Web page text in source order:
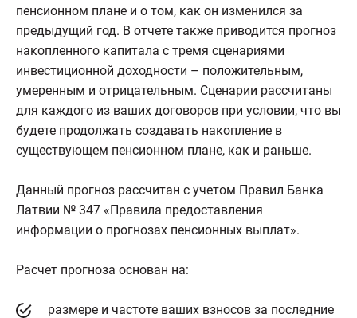
пенсионном плане и о том, как он изменился за
предыдущий год. В отчете также приводится прогноз
накопленного капитала с тремя сценариями
инвестиционной доходности – положительным,
умеренным и отрицательным. Сценарии рассчитаны
для каждого из ваших договоров при условии, что вы
будете продолжать создавать накопление в
существующем пенсионном плане, как и раньше.
Данный прогноз рассчитан с учетом Правил Банка
Латвии № 347 «Правила предоставления
информации о прогнозах пенсионных выплат».
Расчет прогноза основан на:
размере и частоте ваших взносов за последние